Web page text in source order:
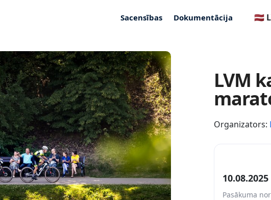
Sacensības Dokumentācija 🇱🇻
LVM
Organizators:
10.08.2025
Pasākuma